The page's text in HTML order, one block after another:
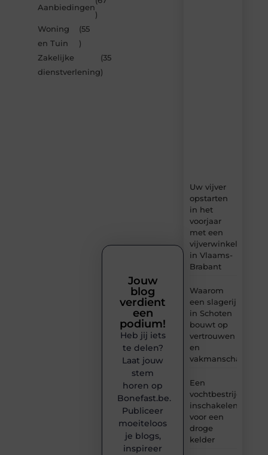
Aanbiedingen
)
Woning
en Tuin
(55
)
Zakelijke
dienstverlening
(35
)
Uw vijver
opstarten
in het
voorjaar
met een
vijverwinkel
in Vlaams-
Brabant
Waarom
een slagerij
in Schoten
bouwt op
vertrouwen
en
vakmanschap
Een
inschakelen
voor een
droge
kelder
Jouw
blog
verdient
een
podium!
Heb jij iets
te delen?
Laat jouw
stem
horen op
Bonefast.be.
Publiceer
moeiteloos
je blogs,
inspireer